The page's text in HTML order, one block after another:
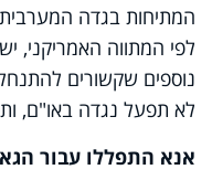
המתיחות בגדה
לפי המתווה האמריקני,
נוספים שקשורים
לא תפעל נגדה באו"ם,
אנא התפללו עבור